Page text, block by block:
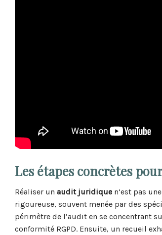
Les étapes concrètes
Réaliser un audit juridique n’est pas
rigoureuse, souvent menée par des
périmètre de l’audit en se concentrant
conformité RGPD. Ensuite, un recueil